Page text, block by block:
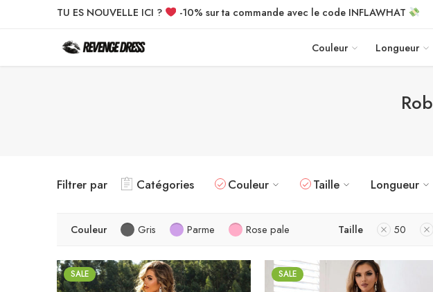
TU ES NOUVELLE ICI ? -10% sur ta commande avec le code INFLAWHAT
Couleur Longueur
Filtrer par Catégories Couleur Taille Longueur
Couleur Gris Parme Rose pale Taille 50
SALE SALE